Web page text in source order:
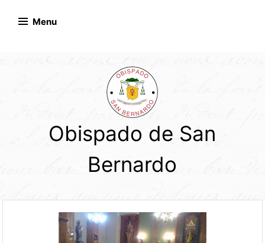
Menu
Obispado de San
Bernardo